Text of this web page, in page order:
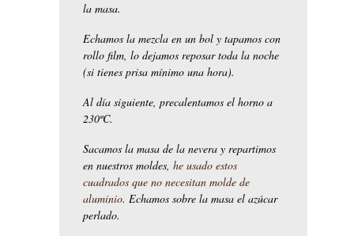
la masa.
Echamos la mezcla en un bol y tapamos con
rollo film, lo dejamos reposar toda la noche
(si tienes prisa mínimo una hora).
Al día siguiente, precalentamos el horno a
230ºC.
Sacamos la masa de la nevera y repartimos
en nuestros moldes, he usado estos
cuadrados que no necesitan molde de
aluminio. Echamos sobre la masa el azúcar
perlado.